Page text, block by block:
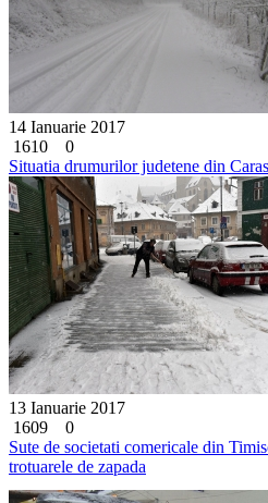
14 Ianuarie 2017
1610
0
Situatia drumurilor judetene din
13 Ianuarie 2017
1609
0
Sute de societati comericale din
trotuarele de zapada